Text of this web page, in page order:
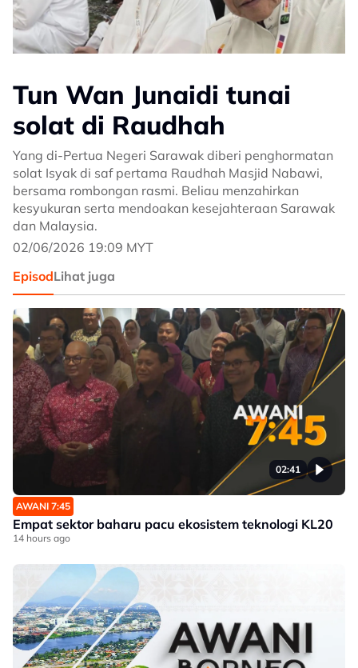
Tun Wan Junaidi tunai
solat di Raudhah
Yang di-Pertua Negeri Sarawak diberi penghormatan
solat Isyak di saf pertama Raudhah Masjid Nabawi,
bersama rombongan rasmi. Beliau menzahirkan
kesyukuran serta mendoakan kesejahteraan Sarawak
dan Malaysia.
02/06/2026 19:09 MYT
EpisodLihat juga
02:41
AWANI 7:45
Empat sektor baharu pacu ekosistem teknologi KL20
14 hours ago